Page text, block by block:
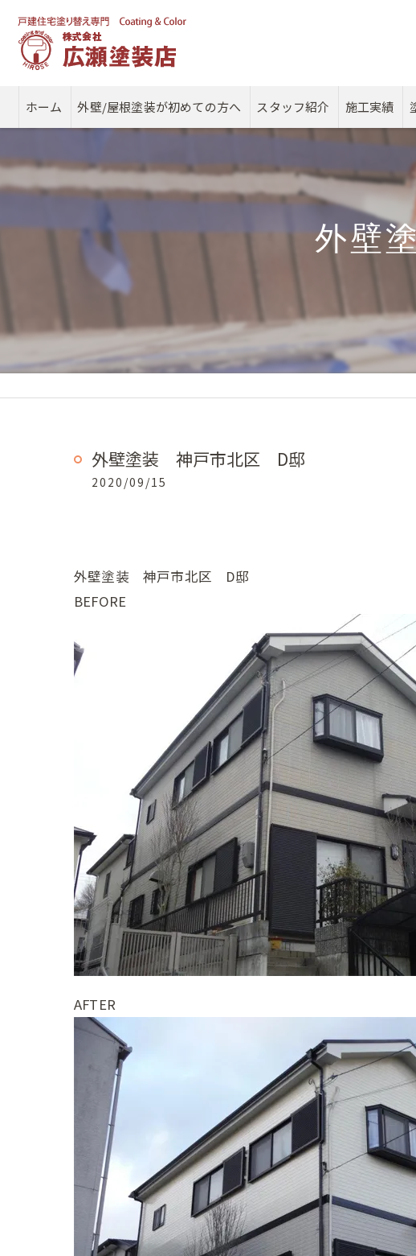
ホーム 外壁/屋根塗装が初めての方へ スタッフ紹介 施工実績
外壁
外壁塗装 神戸市北区 D邸
2020/09/15
外壁塗装 神戸市北区 D邸
BEFORE
AFTER